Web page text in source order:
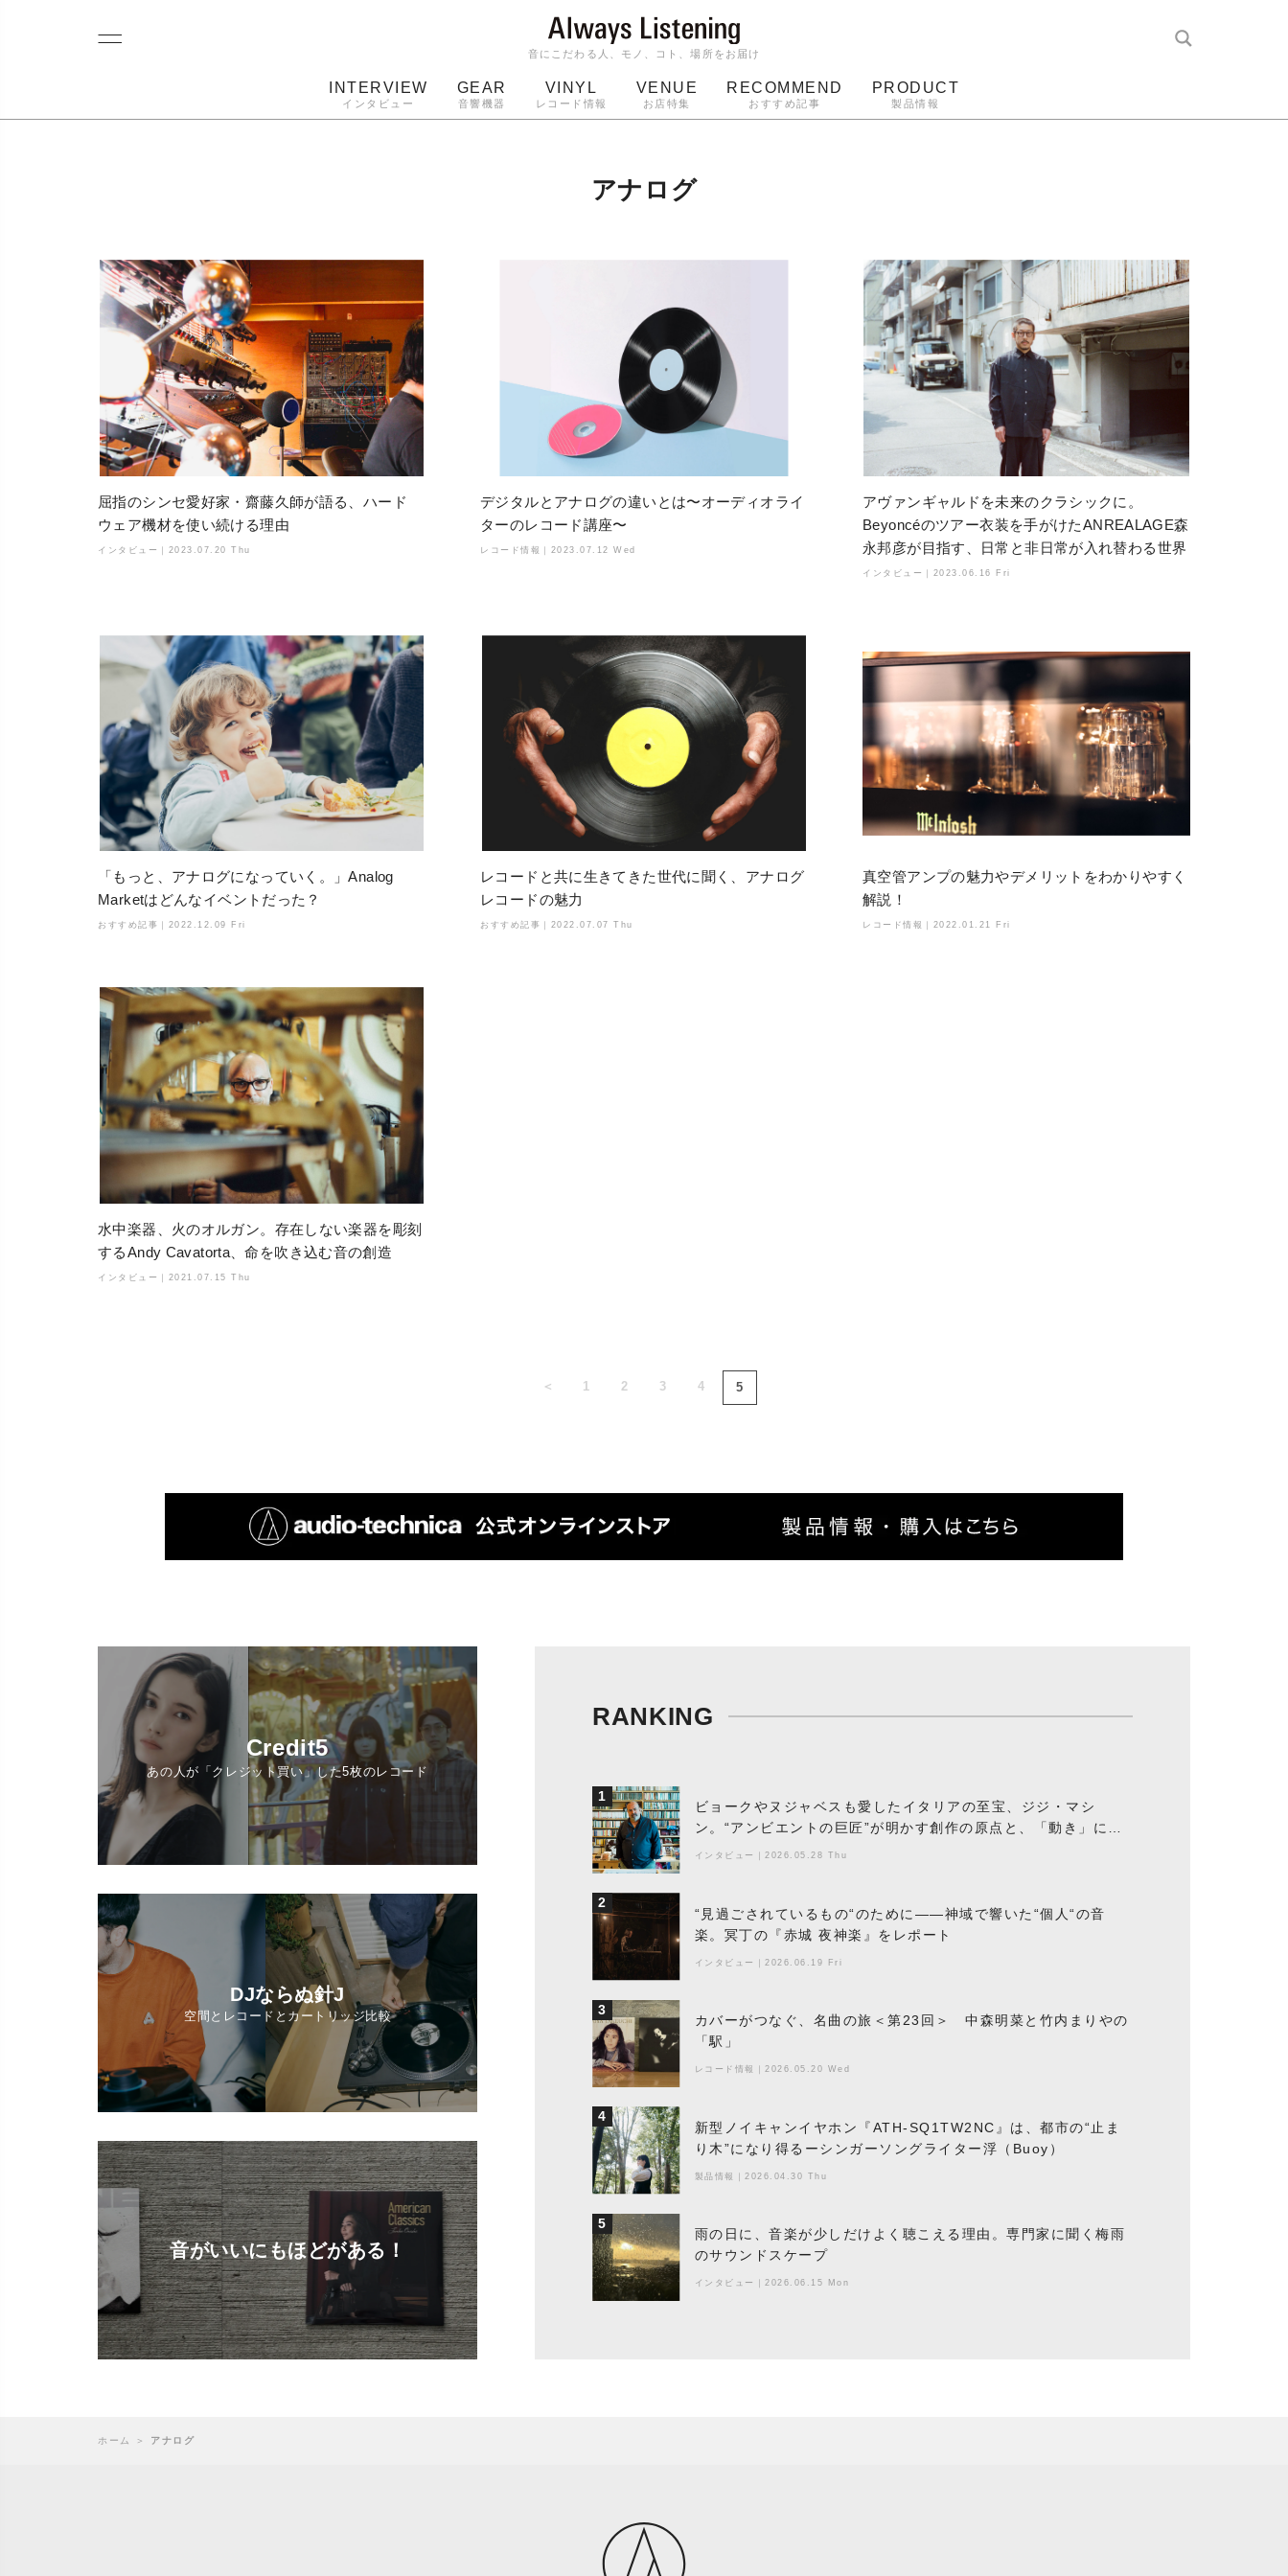
音にこだわる人、モノ、コト、場所をお届け
INTERVIEW
インタビュー
GEAR
音響機器
VINYL
レコード情報
VENUE
お店特集
RECOMMEND
おすすめ記事
PRODUCT
製品情報
アナログ
屈指のシンセ愛好家・齋藤久師が語る、ハード
ウェア機材を使い続ける理由
インタビュー｜ 2023.07.20 Thu
デジタルとアナログの違いとは〜オーディオライ
ターのレコード講座〜
レコード情報｜ 2023.07.12 Wed
アヴァンギャルドを未来のクラシックに。
Beyoncéのツアー衣装を手がけたANREALAGE森
永邦彦が目指す、日常と非日常が入れ替わる世界
インタビュー｜ 2023.06.16 Fri
「もっと、アナログになっていく。」Analog
Marketはどんなイベントだった？
おすすめ記事｜ 2022.12.09 Fri
レコードと共に生きてきた世代に聞く、アナログ
レコードの魅力
おすすめ記事｜ 2022.07.07 Thu
真空管アンプの魅力やデメリットをわかりやすく
解説！
レコード情報｜ 2022.01.21 Fri
水中楽器、火のオルガン。存在しない楽器を彫刻
するAndy Cavatorta、命を吹き込む音の創造
インタビュー｜ 2021.07.15 Thu
＜ 1 2 3 4 5
Credit5
あの人が「クレジット買い」した5枚のレコード
DJならぬ針J
空間とレコードとカートリッジ比較
音がいいにもほどがある！
RANKING
1
ビョークやヌジャベスも愛したイタリアの至宝、ジジ・マシ
ン。“アンビエントの巨匠”が明かす創作の原点と、「動き」に満
ちた最新作の背景
インタビュー 2026.05.28 Thu
2
“見過ごされているもの“のために――神域で響いた“個人“の音
楽。冥丁の『赤城 夜神楽』をレポート
インタビュー 2026.06.19 Fri
3
カバーがつなぐ、名曲の旅＜第23回＞ 中森明菜と竹内まりやの
「駅」
レコード情報 2026.05.20 Wed
4
新型ノイキャンイヤホン『ATH-SQ1TW2NC』は、都市の“止ま
り木”になり得るーシンガーソングライター浮（Buoy）
製品情報 2026.04.30 Thu
5
雨の日に、音楽が少しだけよく聴こえる理由。専門家に聞く梅雨
のサウンドスケープ
インタビュー 2026.06.15 Mon
ホーム ＞ アナログ